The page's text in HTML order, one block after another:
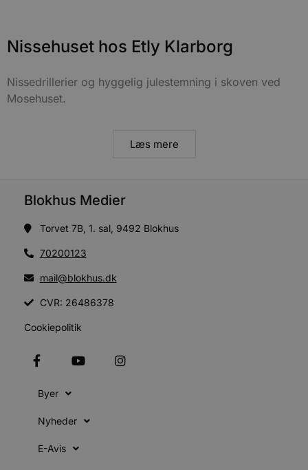
Nissehuset hos Etly Klarborg
Nissedrillerier og hyggelig julestemning i skoven ved
Mosehuset.
Læs mere
Blokhus Medier
Torvet 7B, 1. sal, 9492 Blokhus
70200123
mail@blokhus.dk
CVR: 26486378
Cookiepolitik
Byer
Nyheder
E-Avis